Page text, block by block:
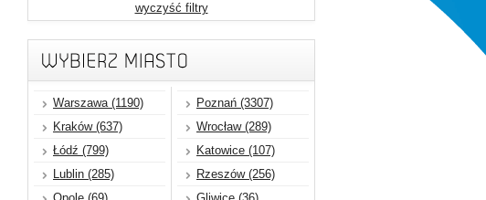
wyczyść filtry
Warszawa (1190)
Kraków (637)
Łódź (799)
Lublin (285)
Poznań (3307)
Wrocław (289)
Katowice (107)
Rzeszów (256)